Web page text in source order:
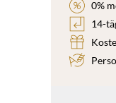
0%
14-